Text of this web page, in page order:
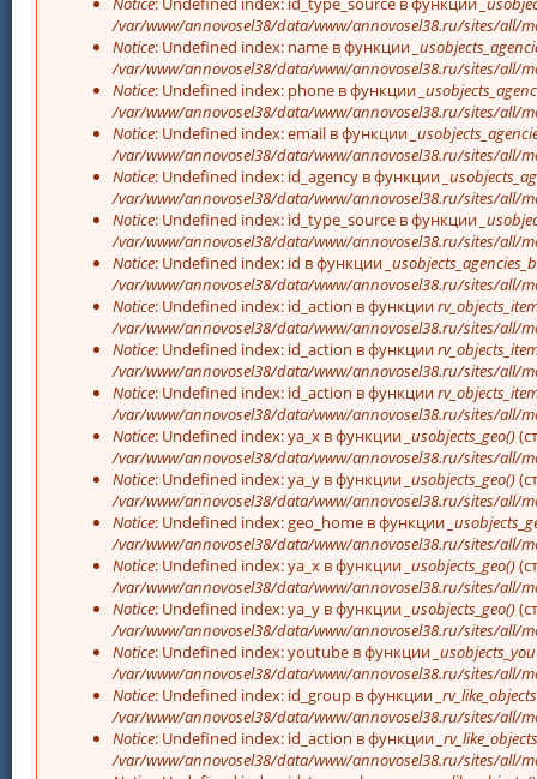
/var/www/annovosel38/data/www/annovosel38.ru/sites/all/
Notice: Undefined index: name в функции
/var/www/annovosel38/data/www/annovosel38.ru/sites/all/
Notice: Undefined index: phone в функции
/var/www/annovosel38/data/www/annovosel38.ru/sites/all/
Notice: Undefined index: email в функции
/var/www/annovosel38/data/www/annovosel38.ru/sites/all/
Notice: Undefined index: id_agency в функции
/var/www/annovosel38/data/www/annovosel38.ru/sites/all/
Notice: Undefined index: id_type_source в функции
/var/www/annovosel38/data/www/annovosel38.ru/sites/all/
Notice: Undefined index: id в функции
/var/www/annovosel38/data/www/annovosel38.ru/sites/all/
Notice: Undefined index: id_action в функции
/var/www/annovosel38/data/www/annovosel38.ru/sites/all/
Notice: Undefined index: id_action в функции
/var/www/annovosel38/data/www/annovosel38.ru/sites/all/
Notice: Undefined index: id_action в функции
/var/www/annovosel38/data/www/annovosel38.ru/sites/all/
Notice: Undefined index: ya_x в функции _usobjects_geo()
/var/www/annovosel38/data/www/annovosel38.ru/sites/all/
Notice: Undefined index: ya_y в функции _usobjects_geo()
/var/www/annovosel38/data/www/annovosel38.ru/sites/all/
Notice: Undefined index: geo_home в функции
/var/www/annovosel38/data/www/annovosel38.ru/sites/all/
Notice: Undefined index: ya_x в функции _usobjects_geo()
/var/www/annovosel38/data/www/annovosel38.ru/sites/all/
Notice: Undefined index: ya_y в функции _usobjects_geo()
/var/www/annovosel38/data/www/annovosel38.ru/sites/all/
Notice: Undefined index: youtube в функции
/var/www/annovosel38/data/www/annovosel38.ru/sites/all/
Notice: Undefined index: id_group в функции
/var/www/annovosel38/data/www/annovosel38.ru/sites/all/
Notice: Undefined index: id_action в функции
/var/www/annovosel38/data/www/annovosel38.ru/sites/all/